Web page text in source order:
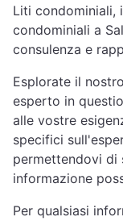
Liti condominiali,
condominiali a
consulenza e
Esplorate il
esperto in
alle vostre
specifici
permettendovi di
informazione
Per qualsiasi